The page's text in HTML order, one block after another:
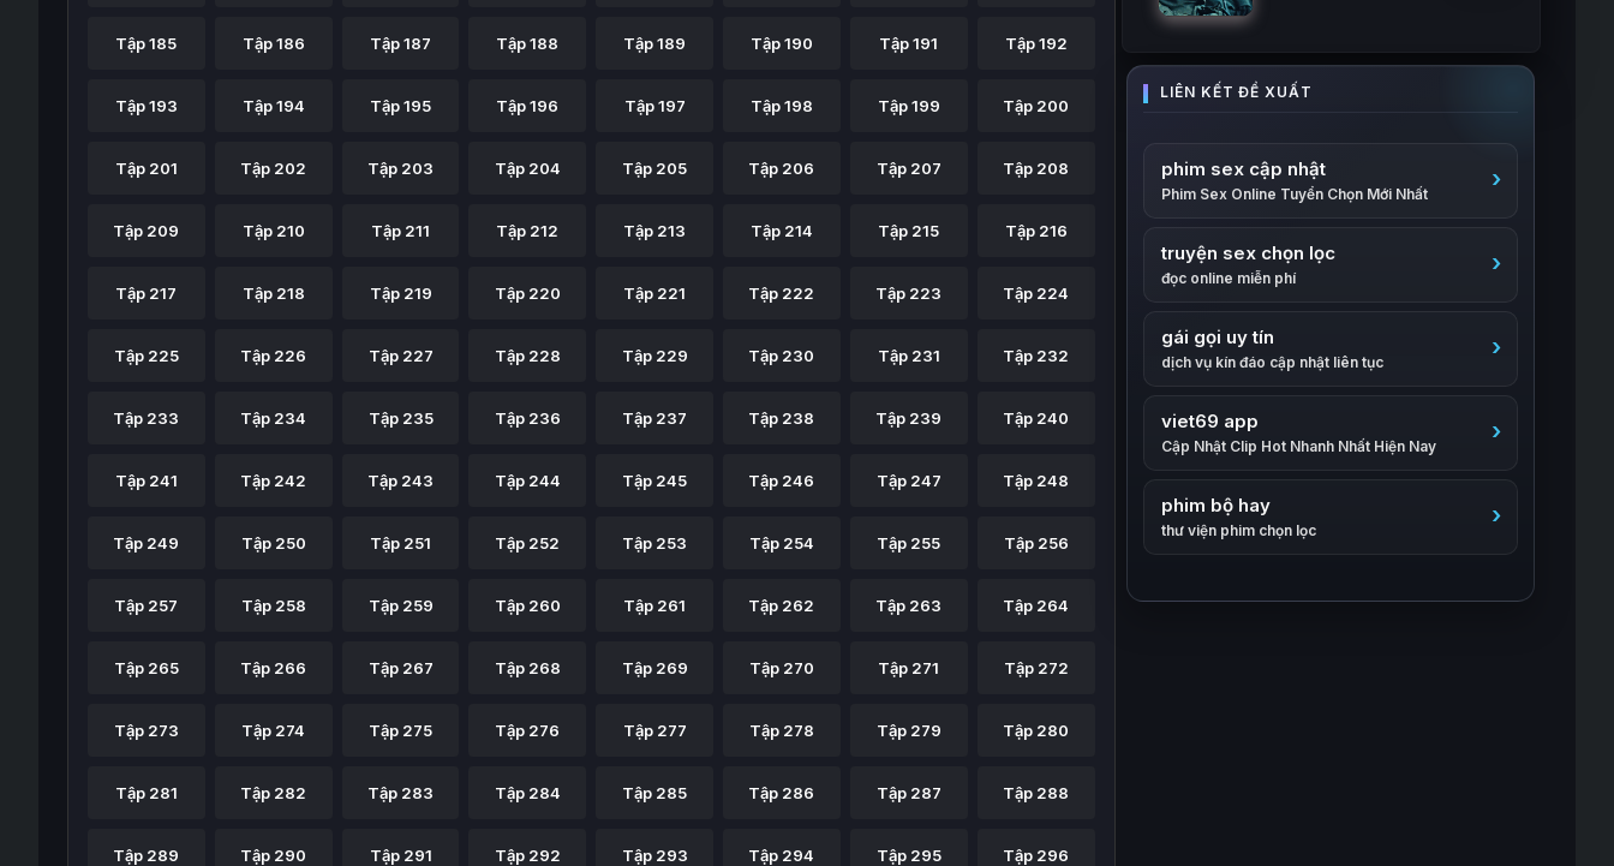
Tập 185 Tập 186 Tập 187 Tập 188 Tập 189 Tập 190 Tập 191 Tập 192
Tập 193 Tập 194 Tập 195 Tập 196 Tập 197 Tập 198 Tập 199 Tập 200
Tập 201 Tập 202 Tập 203 Tập 204 Tập 205 Tập 206 Tập 207 Tập 208
Tập 209 Tập 210 Tập 211 Tập 212 Tập 213 Tập 214 Tập 215 Tập 216
Tập 217 Tập 218 Tập 219 Tập 220 Tập 221 Tập 222 Tập 223 Tập 224
Tập 225 Tập 226 Tập 227 Tập 228 Tập 229 Tập 230 Tập 231 Tập 232
Tập 233 Tập 234 Tập 235 Tập 236 Tập 237 Tập 238 Tập 239 Tập 240
Tập 241 Tập 242 Tập 243 Tập 244 Tập 245 Tập 246 Tập 247 Tập 248
Tập 249 Tập 250 Tập 251 Tập 252 Tập 253 Tập 254 Tập 255 Tập 256
Tập 257 Tập 258 Tập 259 Tập 260 Tập 261 Tập 262 Tập 263 Tập 264
Tập 265 Tập 266 Tập 267 Tập 268 Tập 269 Tập 270 Tập 271 Tập 272
Tập 273 Tập 274 Tập 275 Tập 276 Tập 277 Tập 278 Tập 279 Tập 280
Tập 281 Tập 282 Tập 283 Tập 284 Tập 285 Tập 286 Tập 287 Tập 288
Tập 289 Tập 290 Tập 291 Tập 292 Tập 293 Tập 294 Tập 295 Tập 296
phim sex cập nhật
Phim Sex Online Tuyển Chọn Mới Nhất
truyện sex chọn lọc
đọc online miễn phí
gái gọi uy tín
dịch vụ kín đáo cập nhật liên tục
viet69 app
Cập Nhật Clip Hot Nhanh Nhất Hiện Nay
phim bộ hay
thư viện phim chọn lọc